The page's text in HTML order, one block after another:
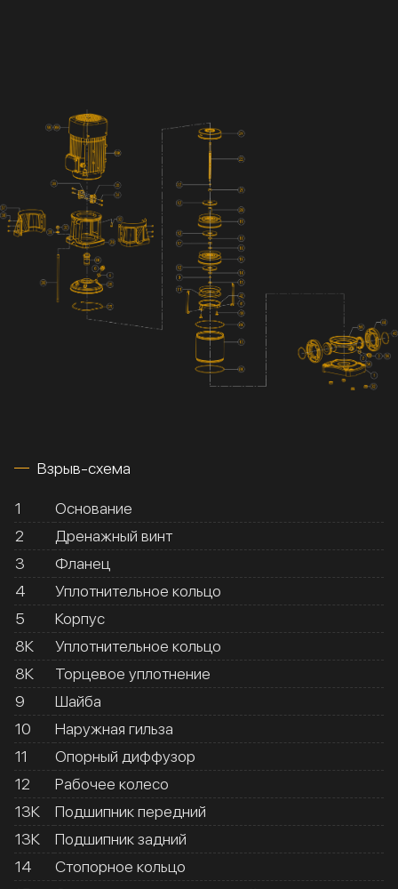
Взрыв-схема
1
Основание
2
Дренажный винт
3
Фланец
4
Уплотнительное кольцо
5
Корпус
8К
Уплотнительное кольцо
8К
Торцевое уплотнение
9
Шайба
10
Наружная гильза
11
Опорный диффузор
12
Рабочее колесо
13К
Подшипник передний
13К
Подшипник задний
14
Стопорное кольцо